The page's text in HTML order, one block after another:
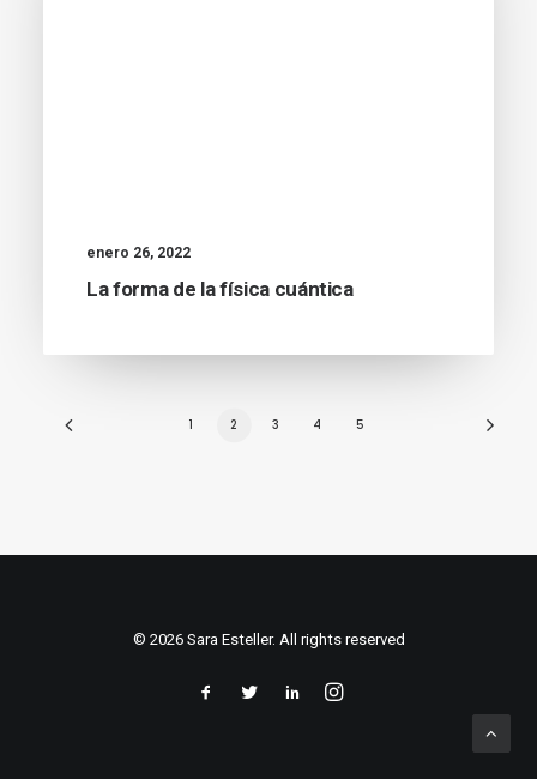
enero 26, 2022
La forma de la física cuántica
1 2 3 4 5
© 2026 Sara Esteller. All rights reserved